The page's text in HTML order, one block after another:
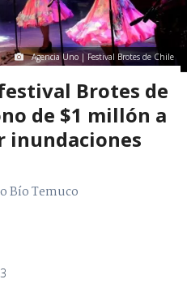
Agencia Uno | Festival Brotes de Chile
Brotes de
de $1 millón a
inundaciones
Bío Temuco